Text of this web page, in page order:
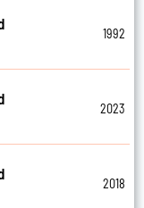
1992
2023
2018